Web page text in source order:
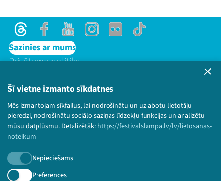
Šī vietne izmanto sīkdatnes
Mēs izmantojam sīkfailus, lai nodrošinātu un uzlabotu lietotāju
pieredzi, nodrošinātu sociālo saziņas līdzekļu funkcijas un analizētu
mūsu datplūsmu. Detalizētāk: https://festivalslampa.lv/lv/lietosanas-
noteikumi
Nepieciešams
Preferences
ThreadsFacebookYoutubeInstagram
Flick TikTok
Sazinies ar mums
Privātuma politika
Bērnu aizsardzības politika
© 2026 Sarunu festivāls LAMPA Visas tiesības
paturētas.
Piesakies jaunumiem!